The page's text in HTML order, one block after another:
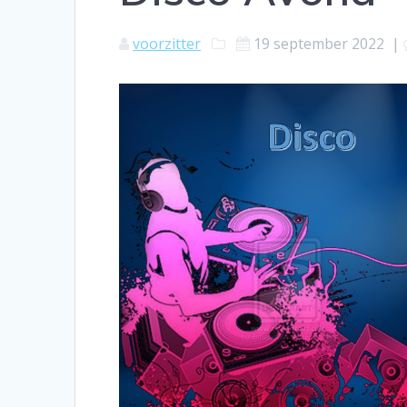
voorzitter 19 september 2022 |